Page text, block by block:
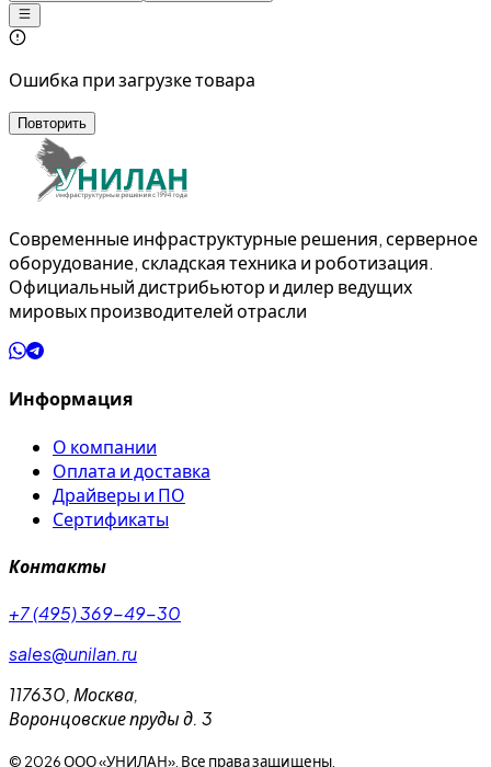
Ошибка при загрузке товара
Повторить
Современные инфраструктурные решения, серверное
оборудование, складская техника и роботизация.
Официальный дистрибьютор и дилер ведущих
мировых производителей отрасли
Информация
О компании
Оплата и доставка
Драйверы и ПО
Сертификаты
Контакты
+7 (495) 369-49-30
sales@unilan.ru
117630, Москва,
Воронцовские пруды д. 3
© 2026ООО «УНИЛАН». Все права защищены.